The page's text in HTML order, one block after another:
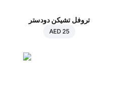
تروفل تشيكن دودستر
AED 25